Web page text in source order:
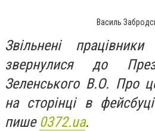
Василь
Звільнені
звернулися до
Зеленського В.О. Про
на сторінці в
пише 0372.ua.